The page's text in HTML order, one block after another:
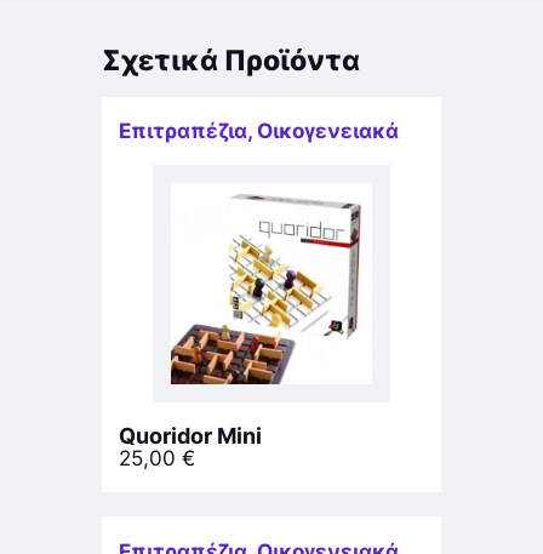
Σχετικά Προϊόντα
Επιτραπέζια, Οικογενειακά
Quoridor Mini
25,00 €